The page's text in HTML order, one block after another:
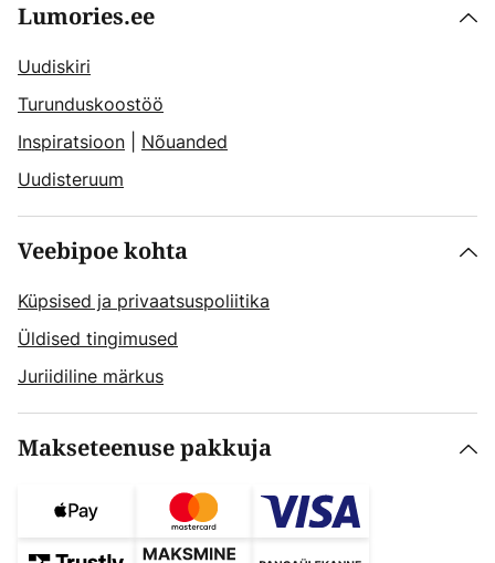
Lumories.ee
Uudiskiri
Turunduskoostöö
Inspiratsioon
Nõuanded
Uudisteruum
Veebipoe kohta
Küpsised ja privaatsuspoliitika
Üldised tingimused
Juriidiline märkus
Makseteenuse pakkuja